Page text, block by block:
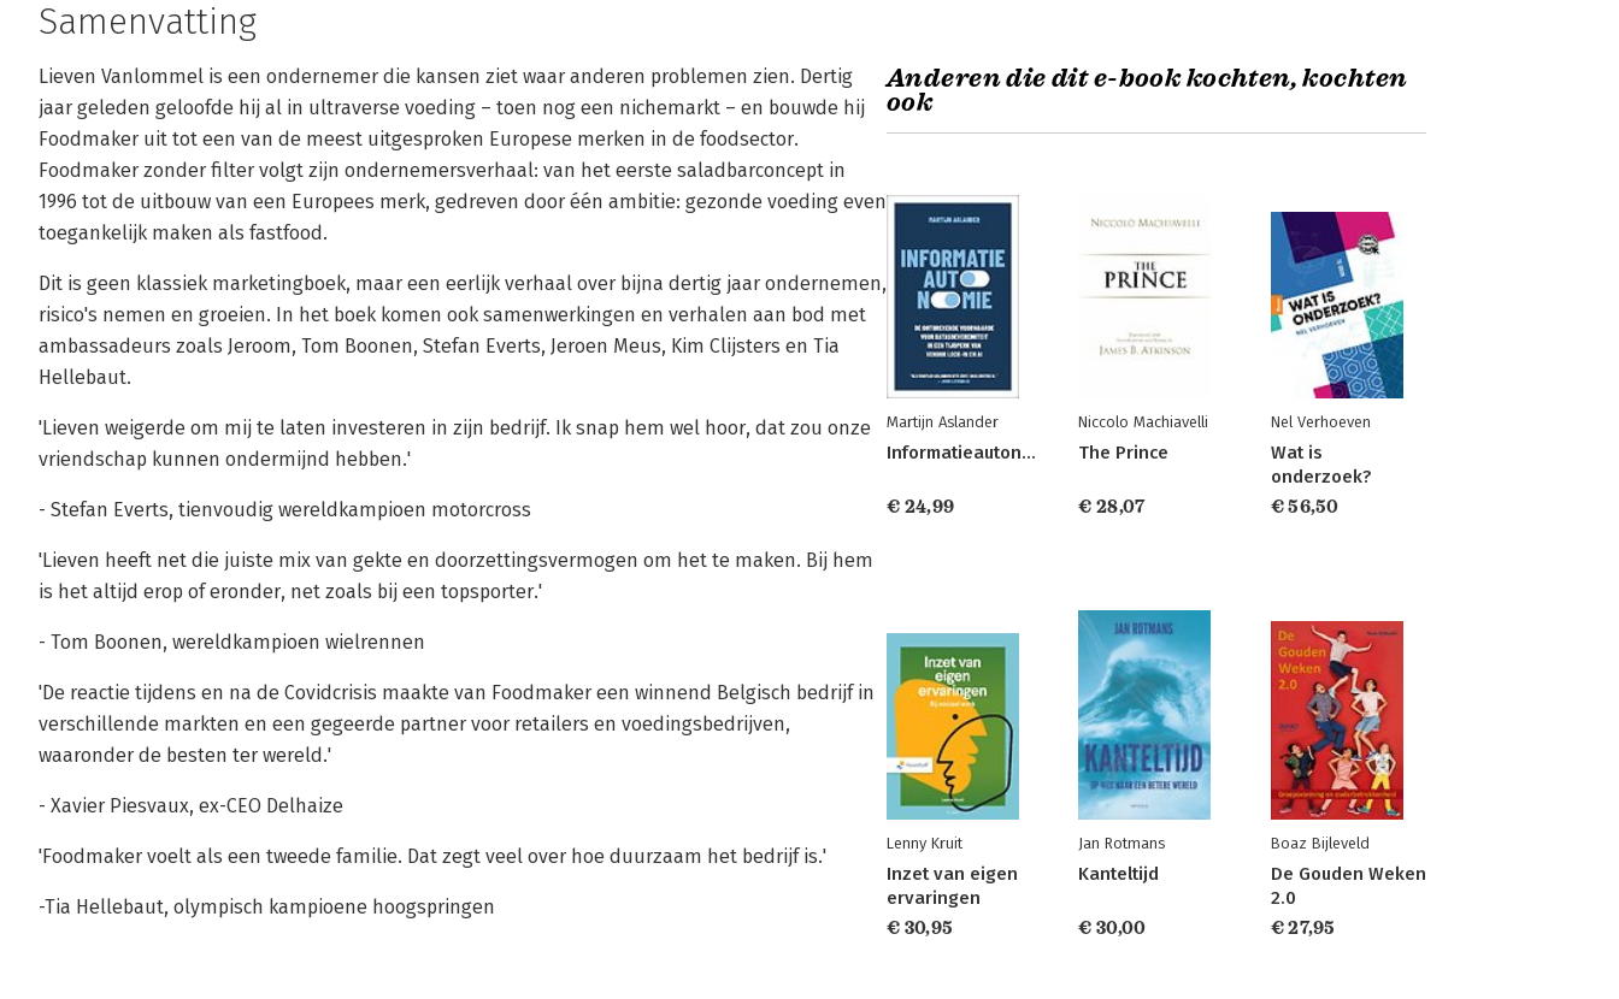
Samenvatting
Lieven Vanlommel is een ondernemer die kansen ziet waar anderen problemen zien. Dertig
jaar geleden geloofde hij al in ultraverse voeding – toen nog een nichemarkt – en bouwde hij
Foodmaker uit tot een van de meest uitgesproken Europese merken in de foodsector.
Foodmaker zonder filter volgt zijn ondernemersverhaal: van het eerste saladbarconcept in
1996 tot de uitbouw van een Europees merk, gedreven door één ambitie: gezonde voeding even
toegankelijk maken als fastfood.
Dit is geen klassiek marketingboek, maar een eerlijk verhaal over bijna dertig jaar ondernemen,
risico's nemen en groeien. In het boek komen ook samenwerkingen en verhalen aan bod met
ambassadeurs zoals Jeroom, Tom Boonen, Stefan Everts, Jeroen Meus, Kim Clijsters en Tia
Hellebaut.
'Lieven weigerde om mij te laten investeren in zijn bedrijf. Ik snap hem wel hoor, dat zou onze
vriendschap kunnen ondermijnd hebben.'
- Stefan Everts, tienvoudig wereldkampioen motorcross
'Lieven heeft net die juiste mix van gekte en doorzettingsvermogen om het te maken. Bij hem
is het altijd erop of eronder, net zoals bij een topsporter.'
- Tom Boonen, wereldkampioen wielrennen
'De reactie tijdens en na de Covidcrisis maakte van Foodmaker een winnend Belgisch bedrijf in
verschillende markten en een gegeerde partner voor retailers en voedingsbedrijven,
waaronder de besten ter wereld.'
- Xavier Piesvaux, ex-CEO Delhaize
'Foodmaker voelt als een tweede familie. Dat zegt veel over hoe duurzaam het bedrijf is.'
-Tia Hellebaut, olympisch kampioene hoogspringen
Anderen die dit e-book kochten, kochten
ook
Martijn Aslander
Informatieautonomie
€ 24,99
Niccolo Machiavelli
The Prince
€ 28,07
Nel Verhoeven
Wat is
onderzoek?
€ 56,50
Lenny Kruit
Inzet van eigen
ervaringen
€ 30,95
Jan Rotmans
Kanteltijd
€ 30,00
Boaz Bijleveld
De Gouden Weken
2.0
€ 27,95